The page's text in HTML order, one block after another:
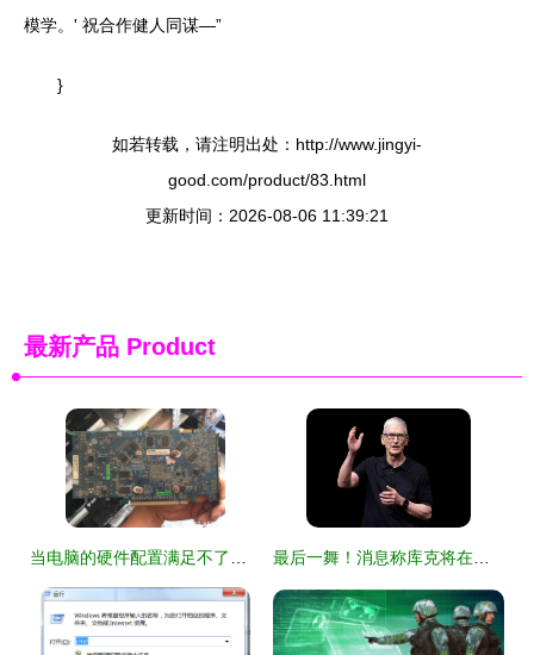
模学。' 祝合作健人同谋—”
}
如若转载，请注明出处：http://www.jingyi-
good.com/product/83.html
更新时间：2026-08-06 11:39:21
最新产品 Product